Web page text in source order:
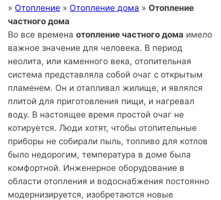
» Отопление » Отопление дома » Отопление
частного дома
Во все времена отопление частного дома имело
важное значение для человека. В период
неолита, или каменного века, отопительная
система представляла собой очаг с открытым
пламенем. Он и отапливал жилище, и являлся
плитой для приготовления пищи, и нагревал
воду. В настоящее время простой очаг не
котируется. Люди хотят, чтобы отопительные
приборы не собирали пыль, топливо для котлов
было недорогим, температура в доме была
комфортной. Инженерное оборудование в
области отопления и водоснабжения постоянно
модернизируется, изобретаются новые